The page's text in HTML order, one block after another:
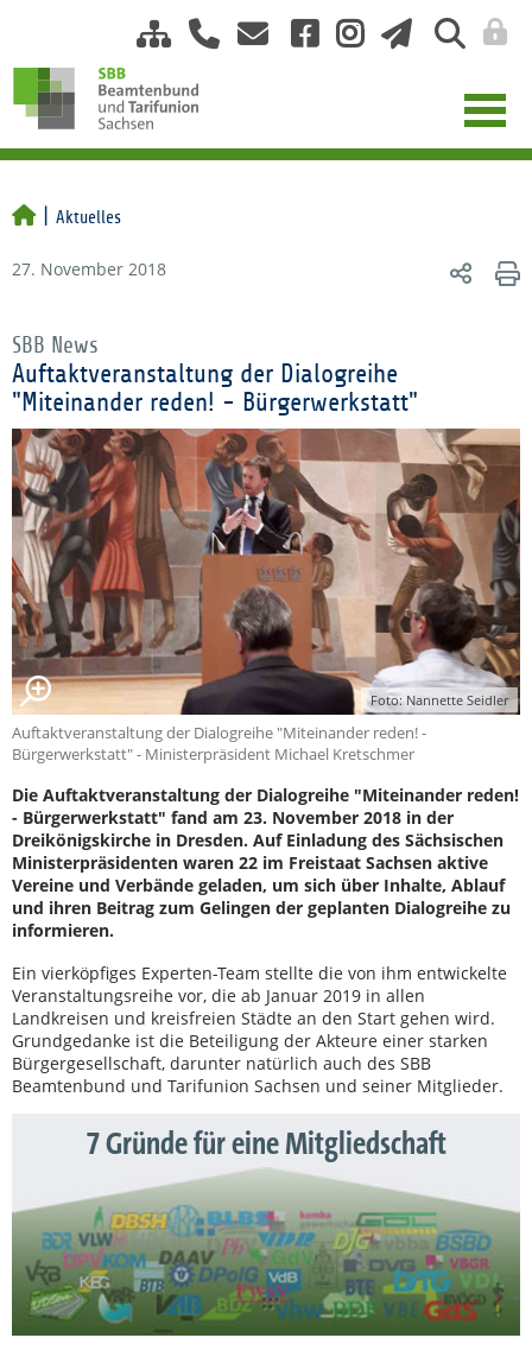
Aktuelles
27. November 2018
SBB News
Auftaktveranstaltung der Dialogreihe
"Miteinander reden! - Bürgerwerkstatt"
Foto: Nannette Seidler
Auftaktveranstaltung der Dialogreihe "Miteinander reden! -
Bürgerwerkstatt" - Ministerpräsident Michael Kretschmer
Die Auftaktveranstaltung der Dialogreihe "Miteinander reden!
- Bürgerwerkstatt" fand am 23. November 2018 in der
Dreikönigskirche in Dresden. Auf Einladung des Sächsischen
Ministerpräsidenten waren 22 im Freistaat Sachsen aktive
Vereine und Verbände geladen, um sich über Inhalte, Ablauf
und ihren Beitrag zum Gelingen der geplanten Dialogreihe zu
informieren.
Ein vierköpfiges Experten-Team stellte die von ihm entwickelte
Veranstaltungsreihe vor, die ab Januar 2019 in allen
Landkreisen und kreisfreien Städte an den Start gehen wird.
Grundgedanke ist die Beteiligung der Akteure einer starken
Bürgergesellschaft, darunter natürlich auch des SBB
Beamtenbund und Tarifunion Sachsen und seiner Mitglieder.
7 Gründe für eine Mitgliedschaft